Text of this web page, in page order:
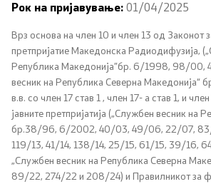
Претседател на Владата
Канцеларија на Претседателот на
Заменици на Претседателот на
Состав на Владата
Министерства
Рок на пријавување:01/04/2025
Врз основа на член 10 и член 13 од Законот
претпријатие Македонска Радиодифузија,
Република Македонија”бр. 6/1998, 98/00,
весник на Република Северна Македонија“
в.в. со член 17став 1 , член 17- а став 1, и
јавните претпријатија („Службен весник на
бр.38/96, 6/2002, 40/03, 49/06, 22/07,
119/13, 41/14, 138/14, 25/15, 61/15, 39/16,
„Службен весник на Република Северна
89/22, 274/22 и 208/24) и Правилникот за